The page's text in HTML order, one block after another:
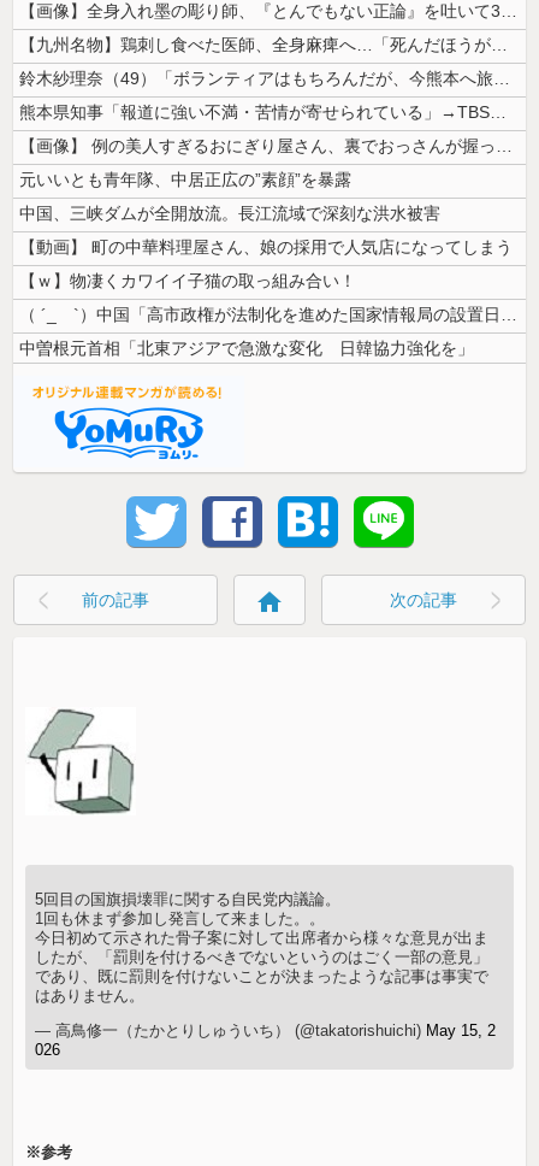
【画像】全身入れ墨の彫り師、『とんでもない正論』を吐いて30万再生され...
【九州名物】鶏刺し食べた医師、全身麻痺へ…「死んだほうが良かったと思っ...
鈴木紗理奈（49）「ボランティアはもちろんだが、今熊本へ旅行に行くこと...
熊本県知事「報道に強い不満・苦情が寄せられている」→TBSの報道特集が...
【画像】 例の美人すぎるおにぎり屋さん、裏でおっさんが握っていたｗｗｗ...
元いいとも青年隊、中居正広の”素顔”を暴露
中国、三峡ダムが全開放流。長江流域で深刻な洪水被害
【動画】 町の中華料理屋さん、娘の採用で人気店になってしまう
【ｗ】物凄くカワイイ子猫の取っ組み合い！
（ ´_ゝ`）中国「高市政権が法制化を進めた国家情報局の設置日が7月3...
中曽根元首相「北東アジアで急激な変化 日韓協力強化を」
前の記事 home 次の記事
5回目の国旗損壊罪に関する自民党内議論。
1回も休まず参加し発言して来ました。。
今日初めて示された骨子案に対して出席者から様々な意見が出ま
したが、「罰則を付けるべきでないというのはごく一部の意見」
であり、既に罰則を付けないことが決まったような記事は事実で
はありません。
— 高鳥修一（たかとりしゅういち） (@takatorishuichi) May 15, 2
026
※参考